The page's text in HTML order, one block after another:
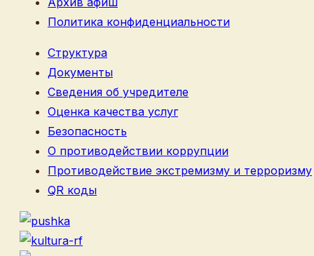
Политика конфиденциальности
Структура
Документы
Сведения об учредителе
Оценка качества услуг
Безопасность
О противодействии коррупции
Противодействие экстремизму и терроризму
QR коды